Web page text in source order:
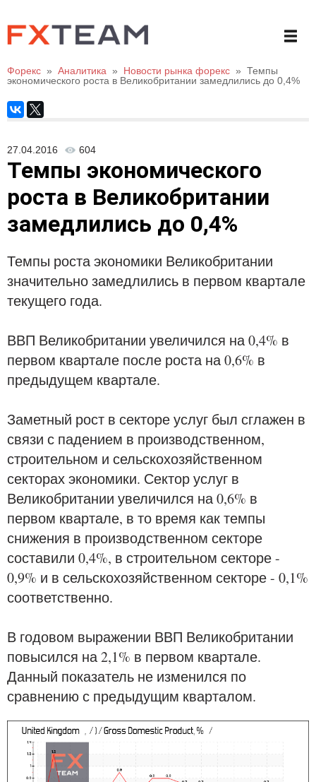
Форекс » Аналитика » Новости рынка форекс » Темпы
экономического роста в Великобритании замедлились до 0,4%
27.04.2016 604
Темпы экономического
роста в Великобритании
замедлились до 0,4%
Темпы роста экономики Великобритании
значительно замедлились в первом квартале
текущего года.
ВВП Великобритании увеличился на 0,4% в
первом квартале после роста на 0,6% в
предыдущем квартале.
Заметный рост в секторе услуг был сглажен в
связи с падением в производственном,
строительном и сельскохозяйственном
секторах экономики. Сектор услуг в
Великобритании увеличился на 0,6% в
первом квартале, в то время как темпы
снижения в производственном секторе
составили 0,4%, в строительном секторе -
0,9% и в сельскохозяйственном секторе - 0,1%
соответственно.
В годовом выражении ВВП Великобритании
повысился на 2,1% в первом квартале.
Данный показатель не изменился по
сравнению с предыдущим кварталом.